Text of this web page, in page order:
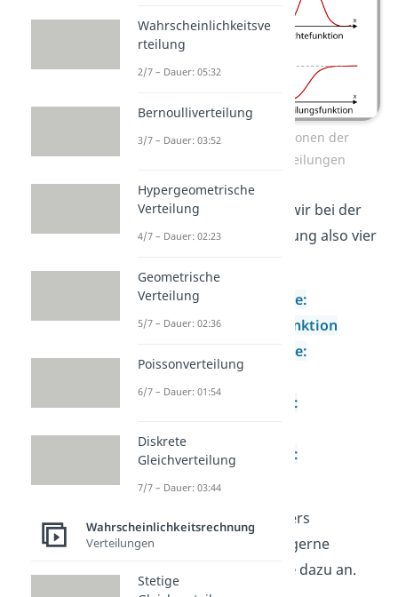
die verschiedenen Funktionen der
Wahrscheinlichkeitsverteilungen
Insgesamt unterscheiden wir bei der
Wahrscheinlichkeitsverteilung also vier
Diskrete Zufallsvariable:
Wahrscheinlichkeitsfunktion
Diskrete Zufallsvariable:
Verteilungsfunktion
Stetige Zufallsvariable:
Stetige Zufallsvariable:
Verteilungsfunktion
Wenn dich ein Fall besonders
interessiert, dann sieh dir gerne
Beiträge dazu an.
Wahrscheinlichkeitsve
rteilung
2/7 – Dauer: 05:32
Bernoulliverteilung
3/7 – Dauer: 03:52
Hypergeometrische
Verteilung
4/7 – Dauer: 02:23
Geometrische
Verteilung
5/7 – Dauer: 02:36
Poissonverteilung
6/7 – Dauer: 01:54
Diskrete
Gleichverteilung
7/7 – Dauer: 03:44
Wahrscheinlichkeitsrechnung
Verteilungen
Stetige